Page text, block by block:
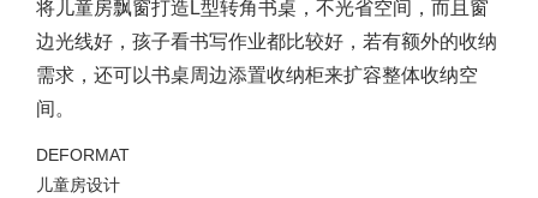
将儿童房飘窗打造L型转角书桌，不光省空间，而且窗
边光线好，孩子看书写作业都比较好，若有额外的收纳
需求，还可以书桌周边添置收纳柜来扩容整体收纳空
间。
DEFORMAT
儿童房设计